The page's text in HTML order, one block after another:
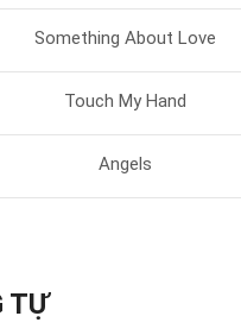
Something About Love
Touch My Hand
Angels
TỰ